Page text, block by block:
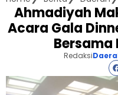
Ahmadiyah
Acara Gala
Bersama
Redaksi